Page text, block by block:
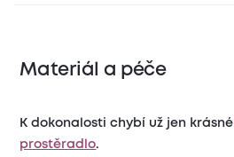
Materiál a péče
K dokonalosti chybí už jen krásné
prostěradlo.